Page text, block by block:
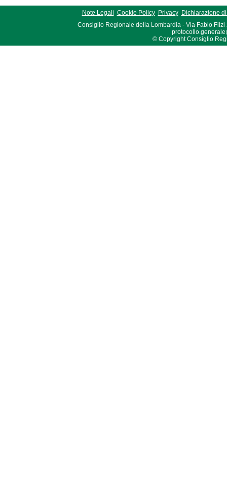
Note Legali Cookie Policy Privacy Dichiarazione
Consiglio Regionale della Lombardia - Via Fabio Filzi
© Copyright Consiglio